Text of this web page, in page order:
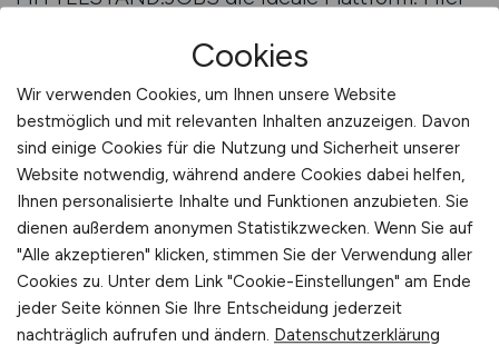
veröffentlicht, die speziell auf technische
Fachkräfte zugeschnitten sind. Die
Unternehmen, die dort inserieren, suchen
gezielt nach qualifizierten Bewerbern mit
technischem Verständnis und praktischer
Erfahrung. So können Mechatroniker schnell
und einfach herausfinden, welche Betriebe
aktuell Verstärkung benötigen und welche
Tätigkeiten zu ihren Fähigkeiten passen. Der
Vorteil liegt in der Spezialisierung – Bewerber
Cookies
Wir verwenden Cookies, um Ihnen unsere Website
bestmöglich und mit relevanten Inhalten anzuzeigen. Davon
sind einige Cookies für die Nutzung und Sicherheit unserer
Website notwendig, während andere Cookies dabei helfen,
Ihnen personalisierte Inhalte und Funktionen anzubieten. Sie
dienen außerdem anonymen Statistikzwecken. Wenn Sie auf
"Alle akzeptieren" klicken, stimmen Sie der Verwendung aller
Cookies zu. Unter dem Link "Cookie-Einstellungen" am Ende
jeder Seite können Sie Ihre Entscheidung jederzeit
nachträglich aufrufen und ändern. Datenschutzerklärung